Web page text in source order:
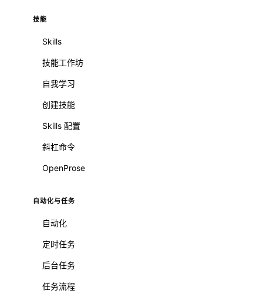
技能
Skills
技能工作坊
自我学习
创建技能
Skills 配置
斜杠命令
OpenProse
自动化与任务
自动化
定时任务
后台任务
任务流程